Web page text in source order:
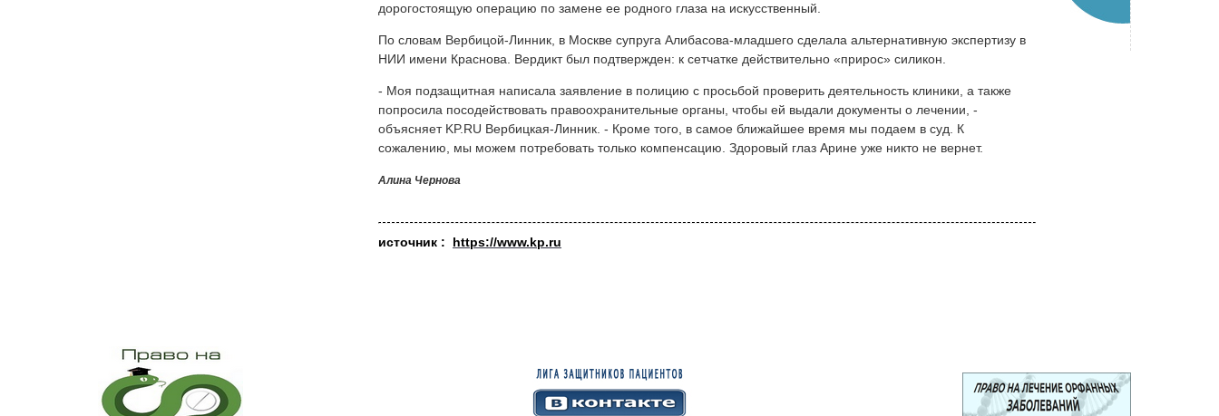
дорогостоящую операцию по замене ее родного глаза на искусственный.
По словам Вербицой-Линник, в Москве супруга Алибасова-младшего сделала альтернативную экспертизу в
НИИ имени Краснова. Вердикт был подтвержден: к сетчатке действительно «прирос» силикон.
- Моя подзащитная написала заявление в полицию с просьбой проверить деятельность клиники, а также
попросила посодействовать правоохранительные органы, чтобы ей выдали документы о лечении, -
объясняет KP.RU Вербицкая-Линник. - Кроме того, в самое ближайшее время мы подаем в суд. К
сожалению, мы можем потребовать только компенсацию. Здоровый глаз Арине уже никто не вернет.
Алина Чернова
источник : https://www.kp.ru